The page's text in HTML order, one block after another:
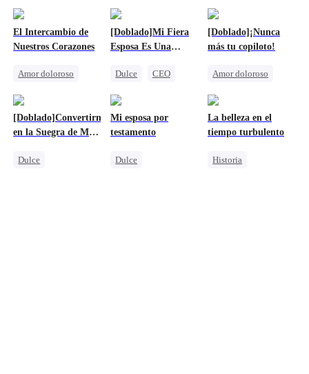
El Intercambio de
Nuestros Corazones
Amor doloroso
Malententido
[Doblado]Mi Fiera
Esposa Es Una
Dulce
CEO
[Doblado]¡Nunca
más tu copiloto!
Amor doloroso
Castigar al malvado ex
[Doblado]Convertirme
en la Suegra de Mi
Dulce
Mi esposa por
testamento
Dulce
La belleza en el
tiempo turbulento
Historia